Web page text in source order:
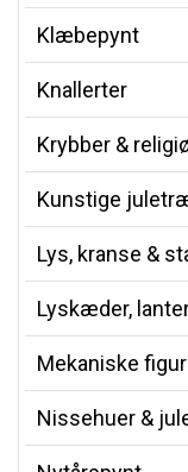
Klæbepynt
Knallerter
Krybber &
Kunstige
Lys, kranse &
Lyskæder,
Mekaniske
Nissehuer &